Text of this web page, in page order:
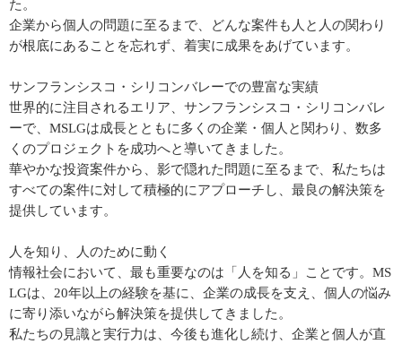
た。
企業から個人の問題に至るまで、どんな案件も人と人の関わり
が根底にあることを忘れず、着実に成果をあげています。
サンフランシスコ・シリコンバレーでの豊富な実績
世界的に注目されるエリア、サンフランシスコ・シリコンバレ
ーで、MSLGは成長とともに多くの企業・個人と関わり、数多
くのプロジェクトを成功へと導いてきました。
華やかな投資案件から、影で隠れた問題に至るまで、私たちは
すべての案件に対して積極的にアプローチし、最良の解決策を
提供しています。
人を知り、人のために動く
情報社会において、最も重要なのは「人を知る」ことです。MS
LGは、20年以上の経験を基に、企業の成長を支え、個人の悩み
に寄り添いながら解決策を提供してきました。
私たちの見識と実行力は、今後も進化し続け、企業と個人が直